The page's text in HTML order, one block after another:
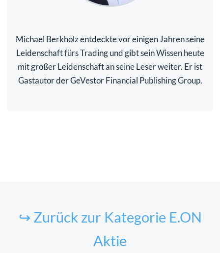
Michael Berkholz entdeckte vor einigen Jahren seine
Leidenschaft fürs Trading und gibt sein Wissen heute
mit großer Leidenschaft an seine Leser weiter. Er ist
Gastautor der GeVestor Financial Publishing Group.
↪ Zurück zur Kategorie E.ON
Aktie